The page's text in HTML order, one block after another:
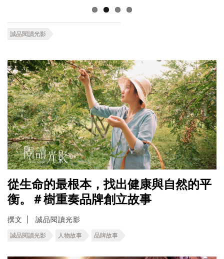
誠品閱讀光影
從生命的最根本，找出健康與自然的平
衡。＃樹重奏品牌創立故事
撰文 誠品閱讀光影
誠品閱讀光影 人物故事 品牌故事